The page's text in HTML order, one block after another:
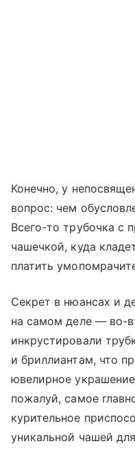
Конечно, у
вопрос: чем
Всего-то трубочка с
чашечкой, куда
платить
Секрет в нюансах и
на самом деле — во-
инкрустировали
и бриллиантам, что
ювелирное
пожалуй, самое
курительное
уникальной чашей